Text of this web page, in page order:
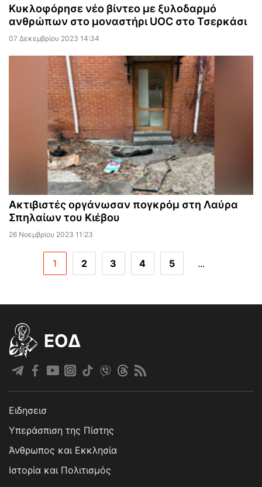
Κυκλοφόρησε νέο βίντεο με ξυλοδαρμό
ανθρώπων στο μοναστήρι UOC στο Τσερκάσι
07 Δεκεμβρίου 2023 14:34
Ακτιβιστές οργάνωσαν πογκρόμ στη Λαύρα
Σπηλαίων του Κιέβου
26 Νοεμβρίου 2023 11:23
1 2 3 4 5 ...
EOΔ
Ειδησεισ
Υπεράσπιση της Πίστης
Άνθρωπος και Εκκλησία
Ιστορία και Πολιτισμός